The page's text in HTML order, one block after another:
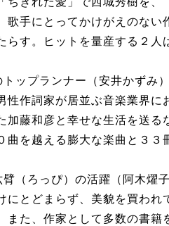
歌手にとってかけがえのな
らす。ヒットを量産する２人
ップランナー（安井かずみ）
性作詞家が居並ぶ音楽業界に
加藤和彦と幸せな生活を送る
曲を越える膨大な楽曲と３３
（ろっぴ）の活躍（阿木燿子
にとどまらず、美貌を買われ
また、作家として多数の書籍